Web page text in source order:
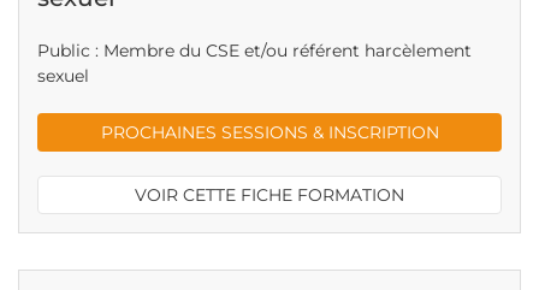
Public : Membre du CSE et/ou référent harcèlement
sexuel
PROCHAINES SESSIONS & INSCRIPTION
VOIR CETTE FICHE FORMATION